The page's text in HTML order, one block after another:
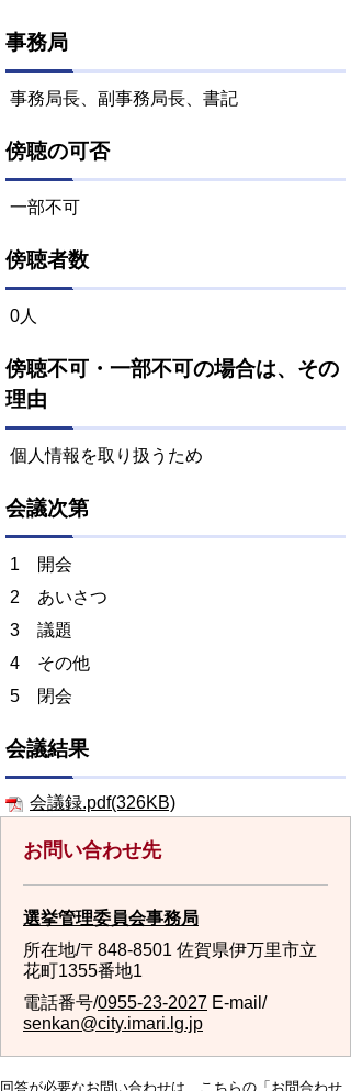
事務局
事務局長、副事務局長、書記
傍聴の可否
一部不可
傍聴者数
0人
傍聴不可・一部不可の場合は、その
理由
個人情報を取り扱うため
会議次第
1 開会
2 あいさつ
3 議題
4 その他
5 閉会
会議結果
会議録.pdf(326KB)
お問い合わせ先
選挙管理委員会事務局
所在地/〒848-8501 佐賀県伊万里市立
花町1355番地1
電話番号/0955-23-2027 E-mail/
senkan@city.imari.lg.jp
回答が必要なお問い合わせは、こちらの「お問合わせ